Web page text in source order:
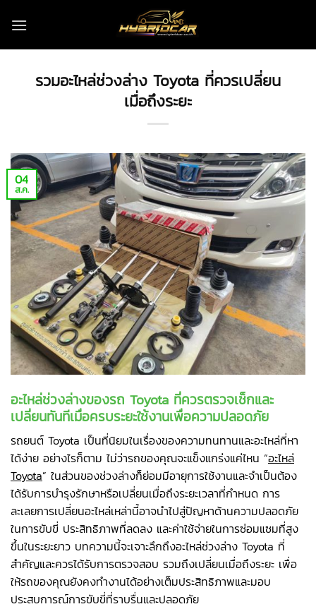
รวมอะไหล่ช่วงล่าง Toyota ที่ควรเปลี่ยน
เมื่อถึงระยะ
04
ส.ค.
อะไหล่ช่วงล่างของรถ Toyota ที่ควรตรวจเช็กและ
เปลี่ยนทันทีเมื่อครบระยะใช้งานเพื่อความปลอดภัย
รถยนต์ Toyota เป็นที่นิยมในเรื่องของความทนทานและอะไหล่ที่หา
ได้ง่าย อย่างไรก็ตาม ไม่ว่ารถของคุณจะแข็งแกร่งแค่ไหน “อะไหล่
Toyota” ในส่วนของช่วงล่างก็ย่อมมีอายุการใช้งานและจำเป็นต้อง
ได้รับการบำรุงรักษาหรือเปลี่ยนเมื่อถึงระยะเวลาที่กำหนด การ
ละเลยการเปลี่ยนอะไหล่เหล่านี้อาจนำไปสู่ปัญหาด้านความปลอดภัย
ในการขับขี่ ประสิทธิภาพที่ลดลง และค่าใช้จ่ายในการซ่อมแซมที่สูง
ขึ้นในระยะยาว บทความนี้จะเจาะลึกถึงอะไหล่ช่วงล่าง Toyota ที่
สำคัญและควรได้รับการตรวจสอบ รวมถึงเปลี่ยนเมื่อถึงระยะ เพื่อ
ให้รถของคุณยังคงทำงานได้อย่างเต็มประสิทธิภาพและมอบ
ประสบการณ์การขับขี่ที่ราบรื่นและปลอดภัย